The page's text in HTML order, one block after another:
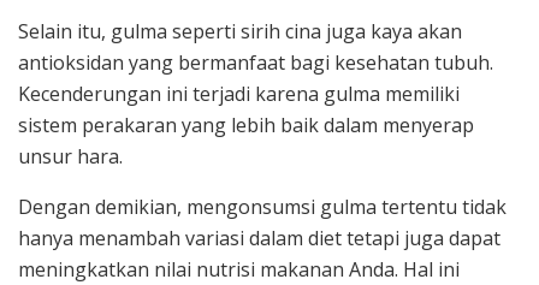
Selain itu, gulma seperti sirih cina juga kaya akan
antioksidan yang bermanfaat bagi kesehatan tubuh.
Kecenderungan ini terjadi karena gulma memiliki
sistem perakaran yang lebih baik dalam menyerap
unsur hara.
Dengan demikian, mengonsumsi gulma tertentu tidak
hanya menambah variasi dalam diet tetapi juga dapat
meningkatkan nilai nutrisi makanan Anda. Hal ini